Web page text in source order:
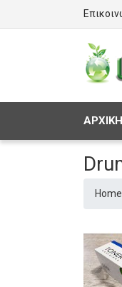
ΑΡΧΙΚΗ
Home